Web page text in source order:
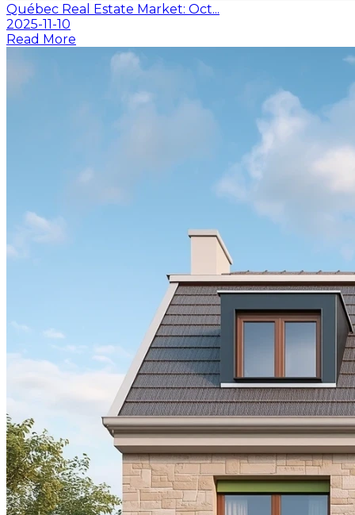
Québec Real Estate Market: Oct...
2025-11-10
Read More